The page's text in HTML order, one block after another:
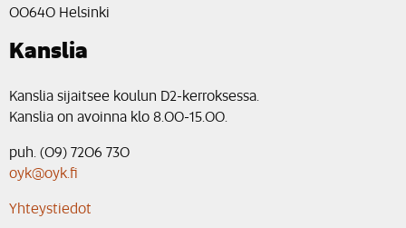
00640 Helsinki
Kanslia
Kanslia sijaitsee koulun D2-kerroksessa.
Kanslia on avoinna klo 8.00-15.00.
puh. (09) 7206 730
oyk@oyk.fi
Yhteystiedot